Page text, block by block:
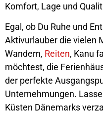
Komfort, Lage und
Egal, ob Du Ruhe und
Aktivurlauber die vielen
Wandern, Reiten, Kanu
möchtest, die
der perfekte
Unternehmungen.
Küsten Dänemarks